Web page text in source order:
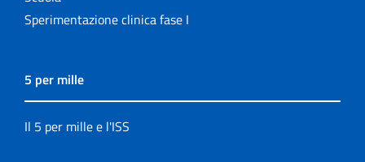
Sperimentazione clinica fase I
5 per mille
Il 5 per mille e l'ISS